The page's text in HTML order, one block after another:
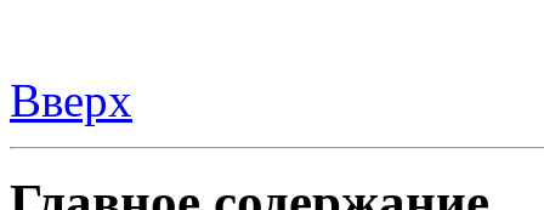
Вверх